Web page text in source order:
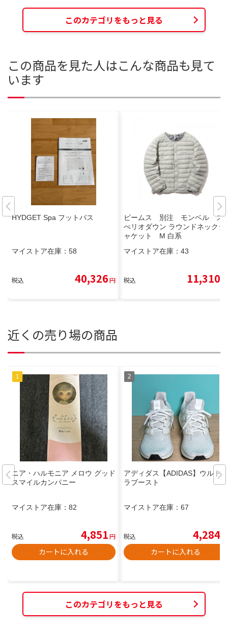
このカテゴリをもっと見る
この商品を見た人はこんな商品も見て
います
HYDGET Spa フットバス
マイストア在庫： 58
税込 40,326円
ビームス 別注 モンベル ス
ぺリオダウン ラウンドネックジ
ャケット M 白系
マイストア在庫： 43
税込 11,310
近くの売り場の商品
ニア・ハルモニア メロウ グッド
スマイルカンパニー
マイストア在庫： 82
税込 4,851円
カートに入れる
アディダス【ADIDAS】ウルト
ラブースト
マイストア在庫： 67
税込 4,284
カートに入れる
このカテゴリをもっと見る